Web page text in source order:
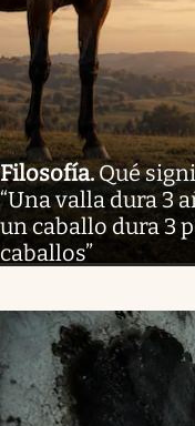
Filosofía.Qué
“Una valla dura 3
un caballo dura 3
caballos”